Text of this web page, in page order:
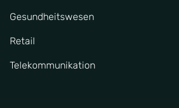
Gesundheitswesen
Retail
Telekommunikation